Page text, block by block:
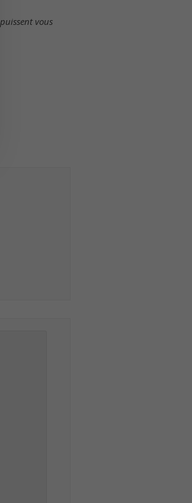
vous